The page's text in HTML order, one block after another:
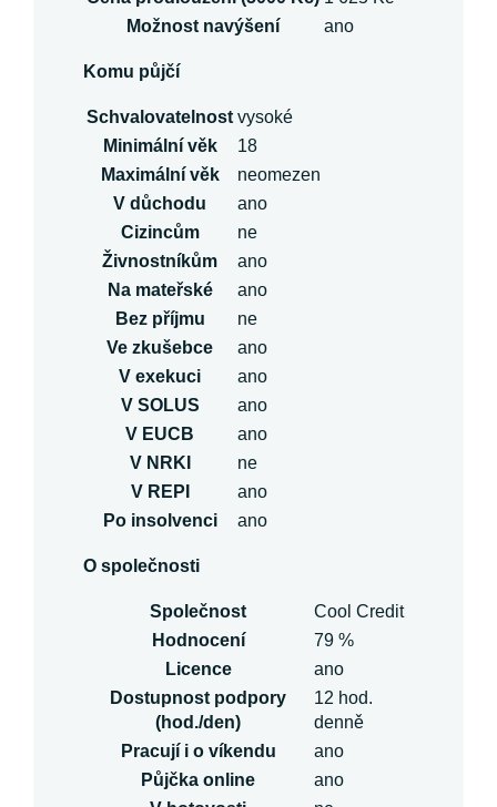
Možnost navýšení
ano
Komu půjčí
Schvalovatelnost vysoké
Minimální věk
18
Maximální věk
neomezen
V důchodu
ano
Cizincům
ne
Živnostníkům
ano
Na mateřské
ano
Bez příjmu
ne
Ve zkušebce
ano
V exekuci
ano
V SOLUS
ano
V EUCB
ano
V NRKI
ne
V REPI
ano
Po insolvenci
ano
O společnosti
Společnost
Cool Credit
Hodnocení
79 %
Licence
ano
Dostupnost podpory
(hod./den)
12 hod.
denně
Pracují i o víkendu
ano
Půjčka online
ano